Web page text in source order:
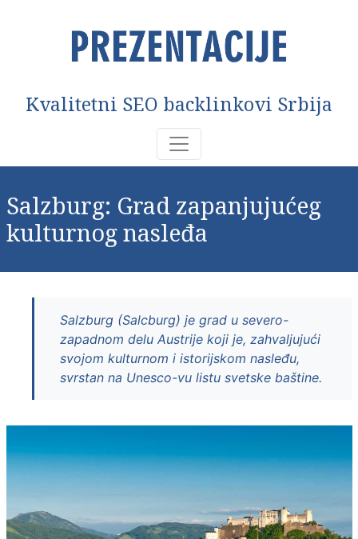
Kvalitetni SEO backlinkovi Srbija
Salzburg: Grad zapanjujućeg
kulturnog nasleđa
Salzburg (Salcburg) je grad u severo-
zapadnom delu Austrije koji je, zahvaljujući
svojom kulturnom i istorijskom nasleđu,
svrstan na Unesco-vu listu svetske baštine.